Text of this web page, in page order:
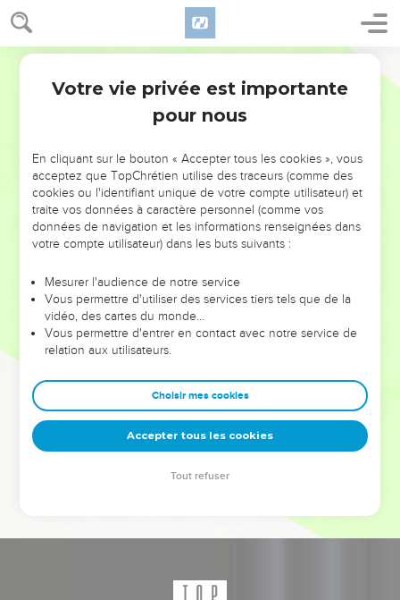
NE MANQUEZ PAS L’ÉVÉNEMENT
DE L’ANNÉE !
ET SI LEURS ERREURS POUVAIENT VOUS ÉVITER LES
VOTRES ?
leur foi ou leur vision. Mais on voit moins les doutes, les erreurs
et les saisons difficiles qu'ils ont traversés, alors même que ce
sont elles qui les ont façonnés.
Dans cette conférence, leaders, entrepreneurs, et responsables
clés pour avancer avec plus de sagesse afin que leurs erreurs
deviennent vos tremplins. Que vous guidiez un ministère, une
équipe, un groupe ou une famille, leur expérience est faite
pour vous.
Votre vie privée est importante
pour nous
En cliquant sur le bouton « Accepter tous les cookies », vous
acceptez que TopChrétien utilise des traceurs (comme des
cookies ou l'identifiant unique de votre compte utilisateur) et
traite vos données à caractère personnel (comme vos
données de navigation et les informations renseignées dans
votre compte utilisateur) dans les buts suivants :
Mesurer l'audience de notre service
Vous permettre d'utiliser des services tiers tels que de la
vidéo, des cartes du monde…
Vous permettre d'entrer en contact avec notre service de
relation aux utilisateurs.
Choisir mes cookies
Accepter tous les cookies
Tout refuser